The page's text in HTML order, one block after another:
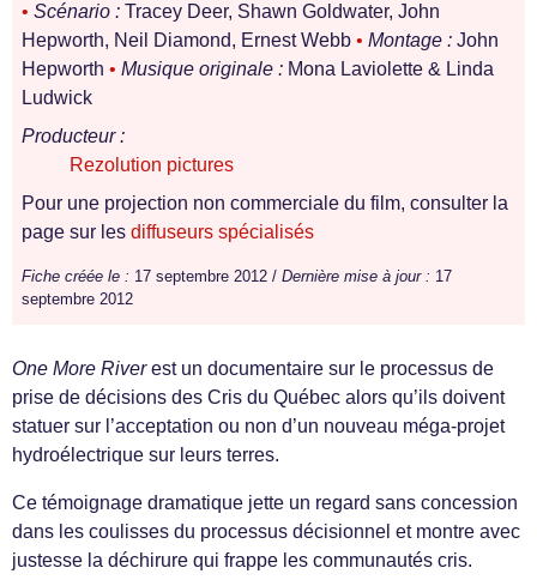
• Scénario : Tracey Deer, Shawn Goldwater, John
Hepworth, Neil Diamond, Ernest Webb • Montage : John
Hepworth • Musique originale : Mona Laviolette & Linda
Ludwick
Producteur :
Rezolution pictures
Pour une projection non commerciale du film, consulter la
page sur les diffuseurs spécialisés
Fiche créée le : 17 septembre 2012 / Dernière mise à jour : 17
septembre 2012
One More Riverest un documentaire sur le processus de
prise de décisions des Cris du Québec alors qu’ils doivent
statuer sur l’acceptation ou non d’un nouveau méga-projet
hydroélectrique sur leurs terres.
Ce témoignage dramatique jette un regard sans concession
dans les coulisses du processus décisionnel et montre avec
justesse la déchirure qui frappe les communautés cris.